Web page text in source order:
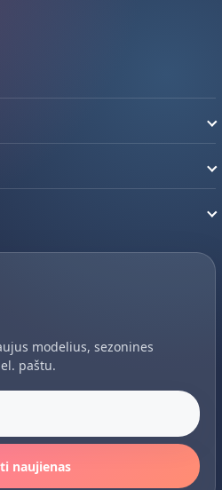
modelius, sezonines
paštu.
naujienas